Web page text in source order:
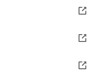
2030 (Quedan 3 años)
2030 (Quedan 3 años)